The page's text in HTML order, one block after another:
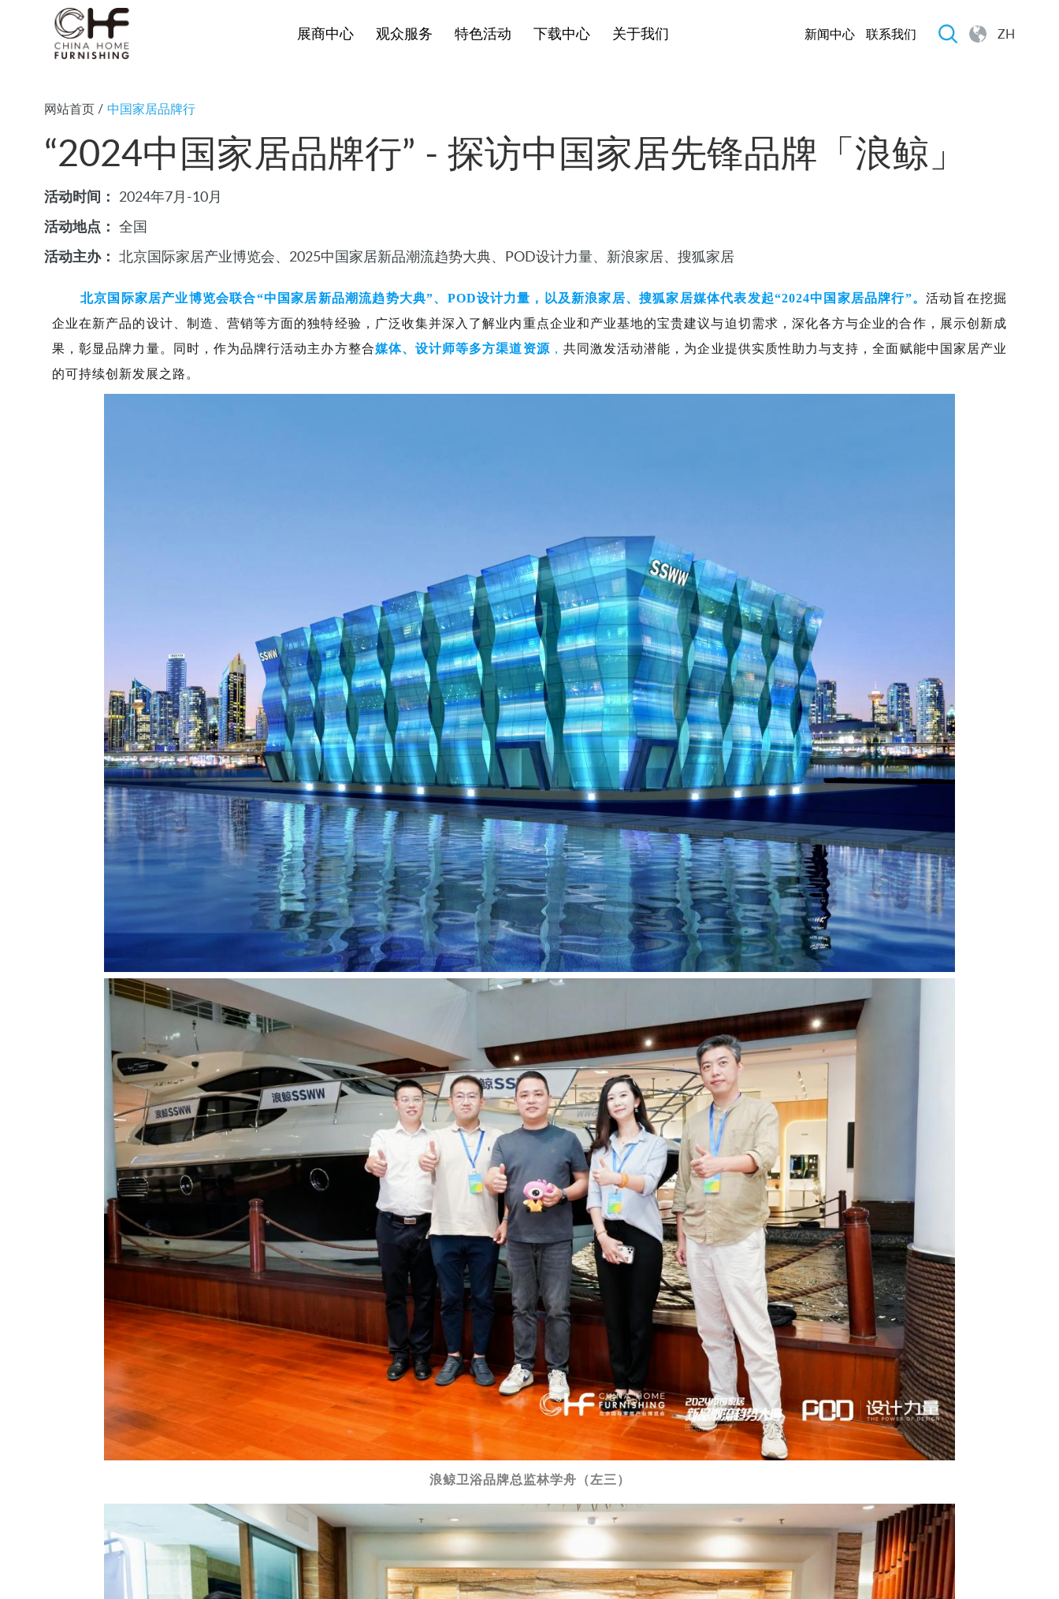
展商中心 观众服务 特色活动 下载中心 关于我们 新闻中心 联系我们 ZH
网站首页 / 中国家居品牌行
“2024中国家居品牌行” - 探访中国家居先锋品牌「浪鲸」
活动时间： 2024年7月-10月
活动地点： 全国
活动主办： 北京国际家居产业博览会、2025中国家居新品潮流趋势大典、POD设计力量、新浪家居、搜狐家居
北京国际家居产业博览会联合“中国家居新品潮流趋势大典”、POD设计力量，以及新浪家居、搜狐家居媒体代表发起“2024中国家居品牌行”。活动旨在挖掘
企业在新产品的设计、制造、营销等方面的独特经验，广泛收集并深入了解业内重点企业和产业基地的宝贵建议与迫切需求，深化各方与企业的合作，展示创新成
果，彰显品牌力量。同时，作为品牌行活动主办方整合媒体、设计师等多方渠道资源 ， 共同激发活动潜能，为企业提供实质性助力与支持，全面赋能中国家居产业
的可持续创新发展之路。
浪鲸卫浴品牌总监林学舟（左三）